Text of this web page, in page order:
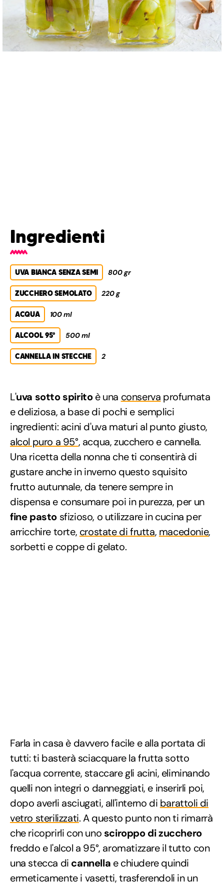
Ingredienti
UVA BIANCA SENZA SEMI 800 gr
ZUCCHERO SEMOLATO 220 g
ACQUA 100 ml
ALCOOL 95° 500 ml
CANNELLA IN STECCHE 2
L'uva sotto spiritoè una conserva profumata
e deliziosa, a base di pochi e semplici
ingredienti: acini d'uva maturi al punto giusto,
alcol puro a 95°, acqua, zucchero e cannella.
Una ricetta della nonna che ti consentirà di
gustare anche in inverno questo squisito
frutto autunnale, da tenere sempre in
dispensa e consumare poi in purezza, per un
fine pasto sfizioso, o utilizzare in cucina per
arricchire torte, crostate di frutta, macedonie,
sorbetti e coppe di gelato.
Farla in casa è davvero facile e alla portata di
tutti: ti basterà sciacquare la frutta sotto
l'acqua corrente, staccare gli acini, eliminando
quelli non integri o danneggiati, e inserirli poi,
dopo averli asciugati, all'interno di barattoli di
vetro sterilizzati. A questo punto non ti rimarrà
che ricoprirli con uno sciroppo di zucchero
freddo e l'alcol a 95°, aromatizzare il tutto con
una stecca di cannella e chiudere quindi
ermeticamente i vasetti, trasferendoli in un